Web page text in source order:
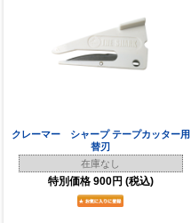
クレーマー シャープ テープカッター用
替刃
在庫なし
特別価格 900円 (税込)